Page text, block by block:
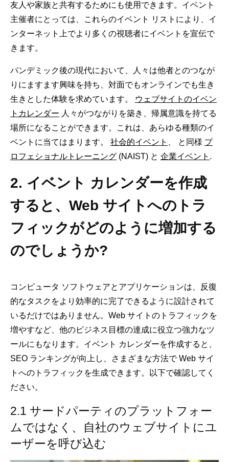
友人や家族と共有するためにも使用できます。イベント
主催者にとっては、これらのイベント リストにより、イ
ンターネット上でより多くの視聴者にイベントを宣伝で
きます。
パンデミック後の現代において、人々は他者とのつなが
りにますます興味を持ち、対面でもオンラインでも生き
生きとした体験を求めています。
ウェブサイトのイベン
トカレンダー 人々がつながりを築き、帰属意識を持てる
場所になることができます。これは、あらゆる種類のイ
ベントに当てはまります。 社会的イベント 、 と同様 プ
ロフェショナルトレーニング (NAIST) と 企業イベント .
2. イベント カレンダーを作成
すると、Web サイトへのトラ
フィックがどのように増加する
のでしょうか?
コンピュータ ソフトウェアとアプリケーションは、反復
的なタスクをより効率的に完了できるように設計されて
いるだけではありません。Web サイトのトラフィックを
増やすなど、他のビジネス目標の達成に役立つ強力なツ
ールにもなります。イベント カレンダーを作成すると、
SEO ランキングが向上し、さまざまな方法で Web サイ
トへのトラフィックを生成できます。以下で確認してく
ださい。
2.1 サードパーティのプラットフォー
ムではなく、自社のウェブサイトにユ
ーザーを呼び込む